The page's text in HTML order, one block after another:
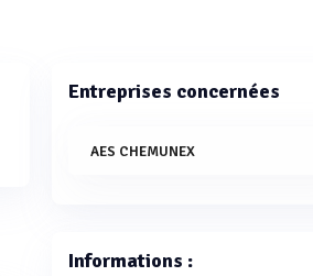
Entreprises concernées
AES CHEMUNEX
Informations :